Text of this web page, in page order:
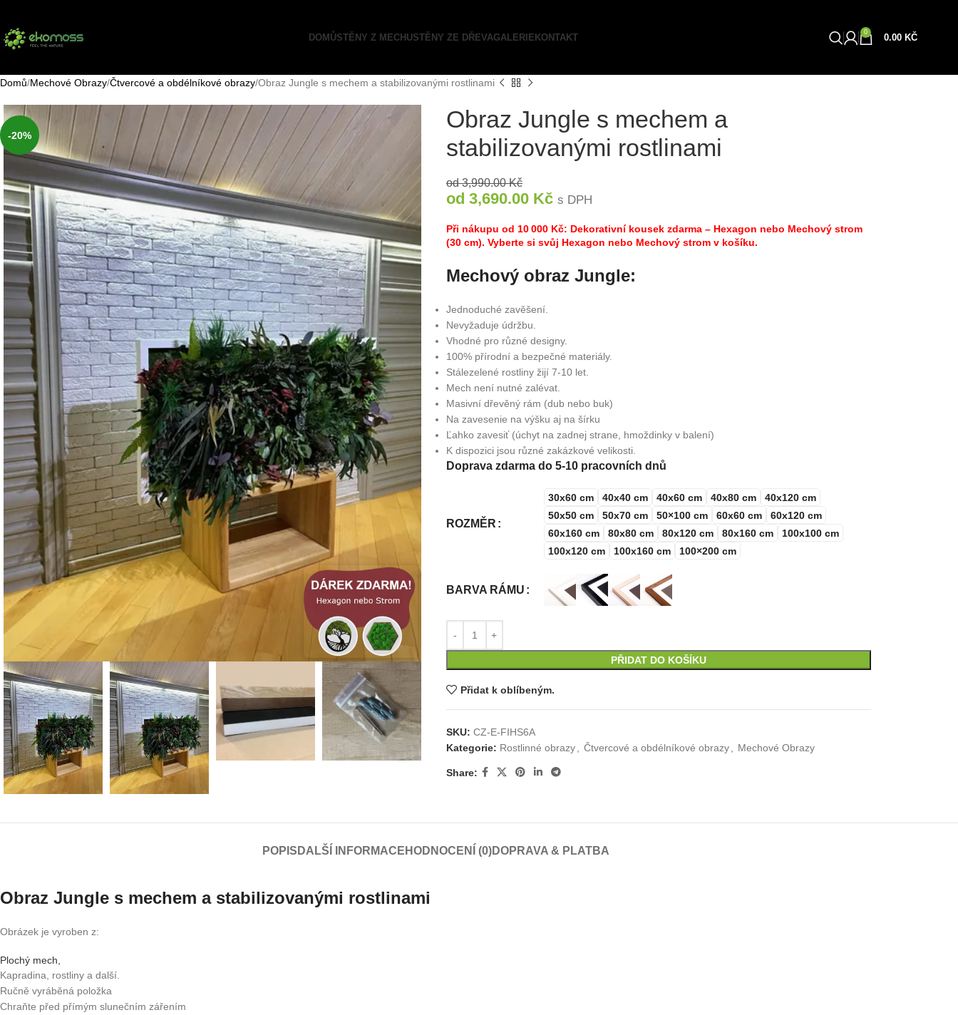
DOMŮSTĚNY Z MECHUSTĚNY ZE DŘEVAGALERIE KONTAKT
0
0.00 KČ
Domů Mechové Obrazy Čtvercové a obdélníkové obrazy Obraz Jungle s mechem a stabilizovanými rostlinami
-20%
Obraz Jungle s mechem a
stabilizovanými rostlinami
od3,990.00Kč
od 3,690.00 Kč s DPH
Při nákupu od 10 000 Kč: Dekorativní kousek zdarma – Hexagon nebo Mechový strom
(30 cm). Vyberte si svůj Hexagon nebo Mechový strom v košíku.
Mechový obraz Jungle:
Jednoduché zavěšení.
Nevyžaduje údržbu.
Vhodné pro různé designy.
100% přírodní a bezpečné materiály.
Stálezelené rostliny žijí 7-10 let.
Mech není nutné zalévat.
Masivní dřevěný rám (dub nebo buk)
Na zavesenie na výšku aj na šírku
Ľahko zavesiť (úchyt na zadnej strane, hmoždinky v balení)
K dispozici jsou různé zakázkové velikosti.
Doprava zdarma do 5-10 pracovních dnů
ROZMĚR
30x60 cm 40x40 cm 40x60 cm 40x80 cm
40x120 cm
50x50 cm
50x70 cm 50×100 cm 60x60 cm
60x120 cm
60x160 cm
80x80 cm 80x120 cm 80x160 cm
100x100 cm
100x120 cm
100x160 cm 100×200 cm
BARVA RÁMU
PŘIDAT DO KOŠÍKU
Přidat k oblíbeným.
SKU: CZ-E-FIHS6A
Kategorie: Rostlinné obrazy Čtvercové a obdélníkové obrazy Mechové Obrazy
Share:
POPIS DALŠÍ INFORMACE HODNOCENÍ (0)DOPRAVA & PLATBA
Obraz Jungle s mechem a stabilizovanými rostlinami
Obrázek je vyroben z:
Plochý mech,
Kapradina, rostliny a další.
Ručně vyráběná položka
Chraňte před přímým slunečním zářením